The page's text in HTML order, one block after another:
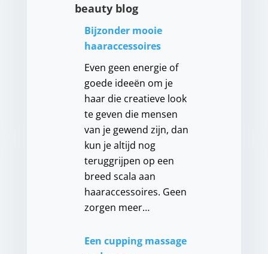
beauty blog
Bijzonder mooie
haaraccessoires
Even geen energie of
goede ideeën om je
haar die creatieve look
te geven die mensen
van je gewend zijn, dan
kun je altijd nog
teruggrijpen op een
breed scala aan
haaraccessoires. Geen
zorgen meer…
Een cupping massage